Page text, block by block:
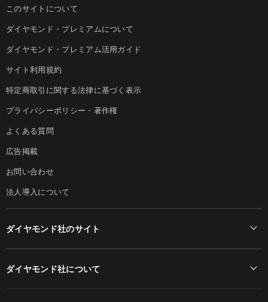
このサイトについて
ダイヤモンド・プレミアムについて
ダイヤモンド・プレミアム活用ガイド
サイト利用規約
特定商取引に関する法律に基づく表示
プライバシーポリシー・著作権
よくある質問
広告掲載
お問い合わせ
法人導入について
ダイヤモンド社のサイト
ダイヤモンド社について